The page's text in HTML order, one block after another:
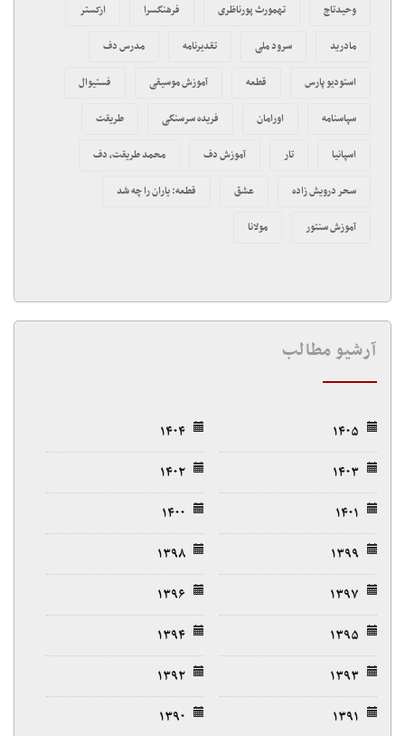
وحیدتاج تهمورث پورناظری فرهنگسرا ارکستر
مادرید سرود ملی تقدیرنامه مدرس دف
استودیو پارس قطعه آموزش موسیقی فستیوال
سپاسنامه اورامان فریده سرسنگی طریقت
اسپانیا تار آموزش دف محمد طریقت، دف
سحر درویش زاده عشق قطعه: یاران را چه شد
آموزش سنتور مولانا
آرشیو مطالب
۱۴۰۵
۱۴۰۴
۱۴۰۳
۱۴۰۲
۱۴۰۱
۱۴۰۰
۱۳۹۹
۱۳۹۸
۱۳۹۷
۱۳۹۶
۱۳۹۵
۱۳۹۴
۱۳۹۳
۱۳۹۲
۱۳۹۱
۱۳۹۰